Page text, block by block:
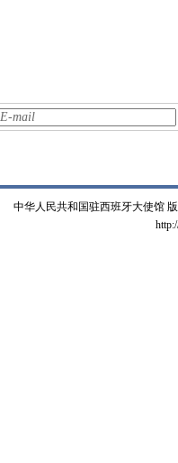
中华人民共和国驻西班牙大使馆